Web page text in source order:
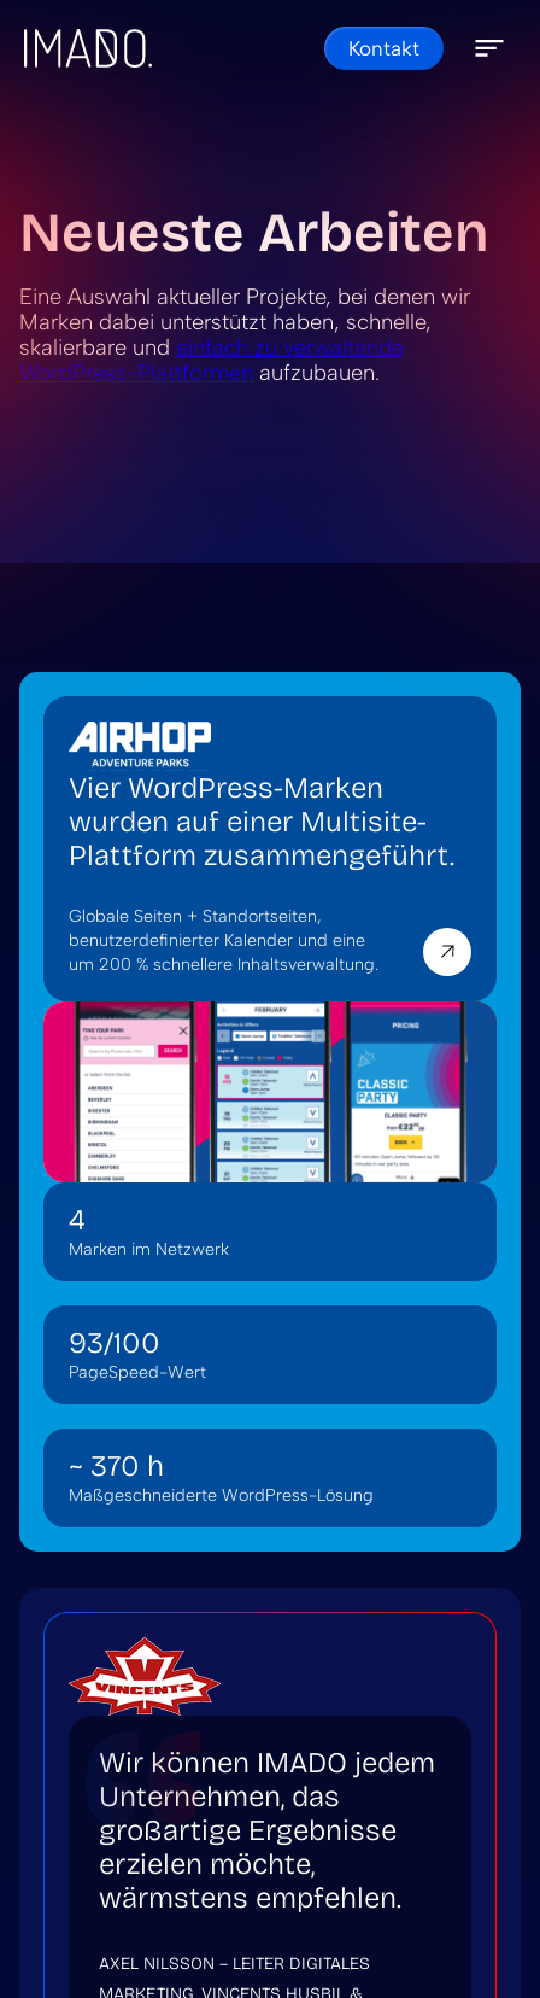
Kontakt
Neueste Arbeiten
Eine Auswahl aktueller Projekte, bei denen wir
Marken dabei unterstützt haben, schnelle,
skalierbare und einfach zu verwaltende
WordPress-Plattformen aufzubauen.
Vier WordPress-Marken
wurden auf einer Multisite-
Plattform zusammengeführt.
Globale Seiten + Standortseiten,
benutzerdefinierter Kalender und eine
um 200 % schnellere Inhaltsverwaltung.
4
Marken im Netzwerk
93/100
PageSpeed-Wert
~ 370 h
Maßgeschneiderte WordPress-Lösung
Wir können IMADO jedem
Unternehmen, das
großartige Ergebnisse
erzielen möchte,
wärmstens empfehlen.
AXEL NILSSON – LEITER DIGITALES